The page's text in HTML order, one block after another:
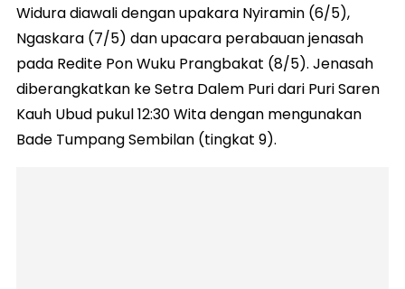
Widura diawali dengan upakara Nyiramin (6/5),
Ngaskara (7/5) dan upacara perabauan jenasah
pada Redite Pon Wuku Prangbakat (8/5). Jenasah
diberangkatkan ke Setra Dalem Puri dari Puri Saren
Kauh Ubud pukul 12:30 Wita dengan mengunakan
Bade Tumpang Sembilan (tingkat 9).